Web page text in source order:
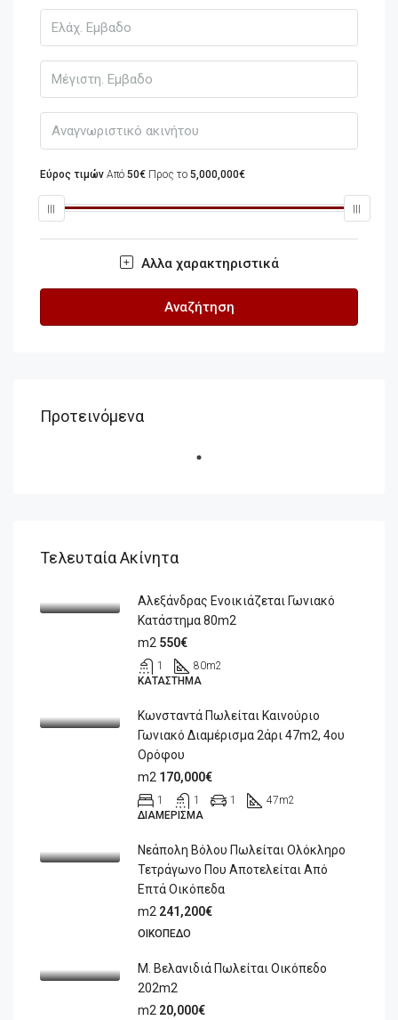
Εύρος τιμών Από 50€ Προς το 5,000,000€
Αλλα χαρακτηριστικά
Αναζήτηση
Προτεινόμενα
Τελευταία Ακίνητα
Αλεξάνδρας Ενοικιάζεται Γωνιακό
Κατάστημα 80m2
m2 550€
1 80m2
ΚΑΤΆΣΤΗΜΑ
Κωνσταντά Πωλείται Καινούριο
Γωνιακό Διαμέρισμα 2άρι 47m2, 4ου
Ορόφου
m2 170,000€
1 1 1 47m2
ΔΙΑΜΈΡΙΣΜΑ
Νεάπολη Βόλου Πωλείται Ολόκληρο
Τετράγωνο Που Αποτελείται Από
Επτά Οικόπεδα
m2 241,200€
ΟΙΚΌΠΕΔΟ
Μ. Βελανιδιά Πωλείται Οικόπεδο
202m2
m2 20,000€